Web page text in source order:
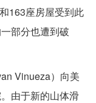
163座房屋受到此
部分也遭到破
Vinueza）向美
由于新的山体滑